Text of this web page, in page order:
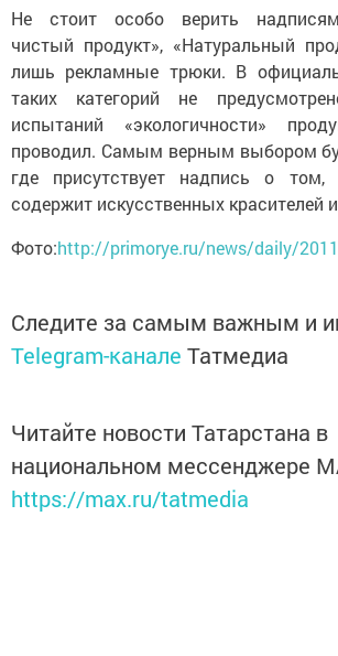
Не стоит особо верить надписям
чистый продукт», «Натуральный
лишь рекламные трюки. В
таких категорий не
испытаний «экологичности»
проводил. Самым верным выбором
где присутствует надпись о
содержит искусственных красителей
Фото:http://primorye.ru/news/daily/
Следите за самым важным и
Telegram-канале Татмедиа
Читайте новости Татарстана в
национальном мессенджере
https://max.ru/tatmedia